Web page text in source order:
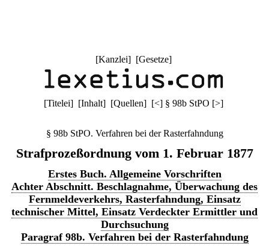
[Kanzlei] [Gesetze]
[Titelei] [Inhalt] [Quellen] [<] § 98b StPO [>]
§ 98b StPO. Verfahren bei der Rasterfahndung
Strafprozeßordnung vom 1. Februar 1877
Erstes Buch. Allgemeine Vorschriften
Achter Abschnitt. Beschlagnahme, Überwachung des
Fernmeldeverkehrs, Rasterfahndung, Einsatz
technischer Mittel, Einsatz Verdeckter Ermittler und
Durchsuchung
Paragraf 98b. Verfahren bei der Rasterfahndung